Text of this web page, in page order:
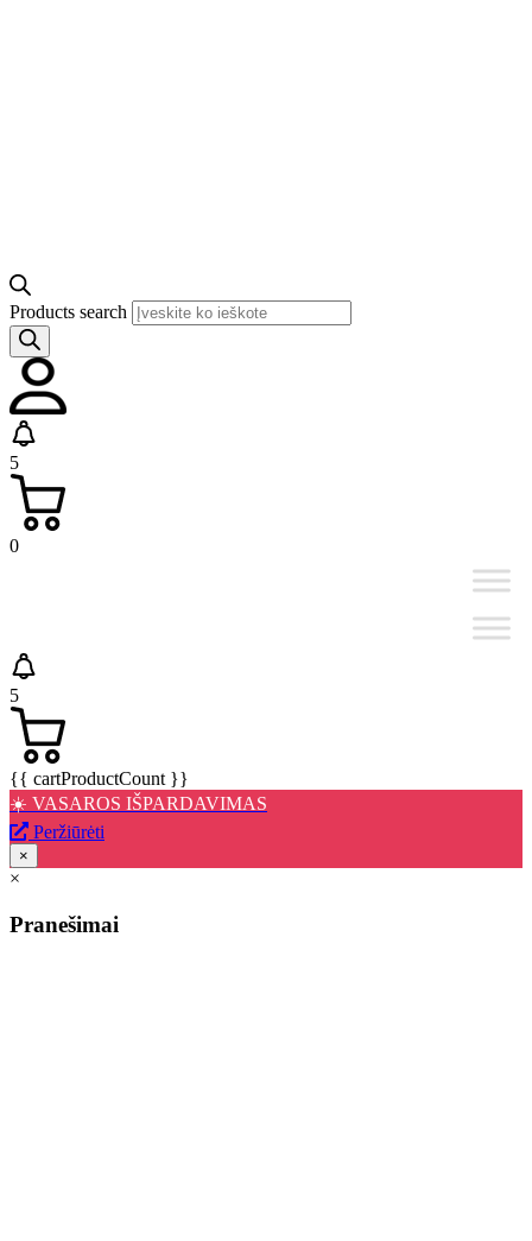
Products search
5
0
5
{{ cartProductCount }}
☀️ VASAROS IŠPARDAVIMAS
Peržiūrėti
×
×
Pranešimai